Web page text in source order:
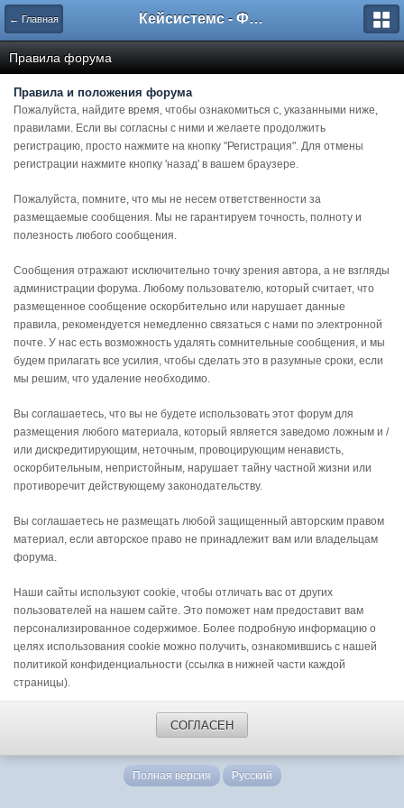
← Главная Кейсистемс - Форумы
Правила форума
Правила и положения форума
Пожалуйста, найдите время, чтобы ознакомиться с, указанными ниже,
правилами. Если вы согласны с ними и желаете продолжить
регистрацию, просто нажмите на кнопку "Регистрация". Для отмены
регистрации нажмите кнопку 'назад' в вашем браузере.
Пожалуйста, помните, что мы не несем ответственности за
размещаемые сообщения. Мы не гарантируем точность, полноту и
полезность любого сообщения.
Сообщения отражают исключительно точку зрения автора, а не взгляды
администрации форума. Любому пользователю, который считает, что
размещенное сообщение оскорбительно или нарушает данные
правила, рекомендуется немедленно связаться с нами по электронной
почте. У нас есть возможность удалять сомнительные сообщения, и мы
будем прилагать все усилия, чтобы сделать это в разумные сроки, если
мы решим, что удаление необходимо.
Вы соглашаетесь, что вы не будете использовать этот форум для
размещения любого материала, который является заведомо ложным и /
или дискредитирующим, неточным, провоцирующим ненависть,
оскорбительным, непристойным, нарушает тайну частной жизни или
противоречит действующему законодательству.
Вы соглашаетесь не размещать любой защищенный авторским правом
материал, если авторское право не принадлежит вам или владельцам
форума.
Наши сайты используют cookie, чтобы отличать вас от других
пользователей на нашем сайте. Это поможет нам предоставит вам
персонализированное содержимое. Более подробную информацию о
целях использования cookie можно получить, ознакомившись с нашей
политикой конфиденциальности (ссылка в нижней части каждой
страницы).
СОГЛАСЕН
Полная версия Русский